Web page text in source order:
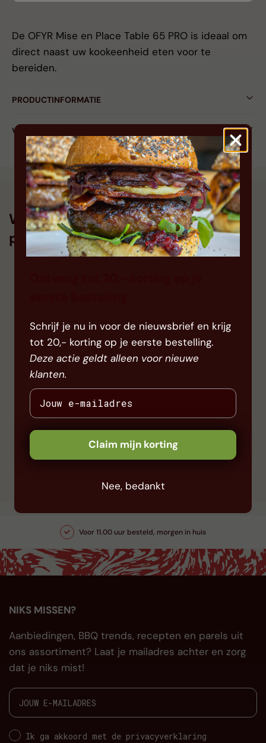
De OFYR Mise en Place Table 65 PRO is ideaal om
direct naast uw kookeenheid eten voor te
bereiden.
PRODUCTINFORMATIE
VOEDINGSWAARDE
Wat onze klanten over dit
product zeggen
Voor 11.00 uur besteld, morgen in huis
NIKS MISSEN?
Aanbiedingen, BBQ trends, recepten en parels uit
ons assortiment? Laat je mailadres achter en zorg
dat je niks mist!
Ik ga akkoord met de privacyverklaring
Schrijf je nu in voor de nieuwsbrief en krijg
tot 20,- korting op je eerste bestelling.
Deze actie geldt alleen voor nieuwe
klanten.
Claim mijn korting
Nee, bedankt